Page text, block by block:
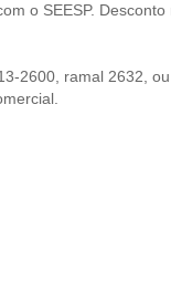
o SEESP.
2600, ramal 2632, ou